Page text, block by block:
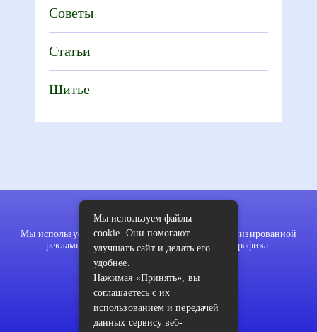
Советы
Статьи
Шитье
Мы используем файлы cookie для показа персонализированной
рекламы и/или контента и анализа нашего трафика.
Карта сайта
Мы используем файлы
cookie. Они помогают
улучшать сайт и делать его
удобнее.
Нажимая «Принять», вы
соглашаетесь с их
использованием и передачей
данных сервису веб-